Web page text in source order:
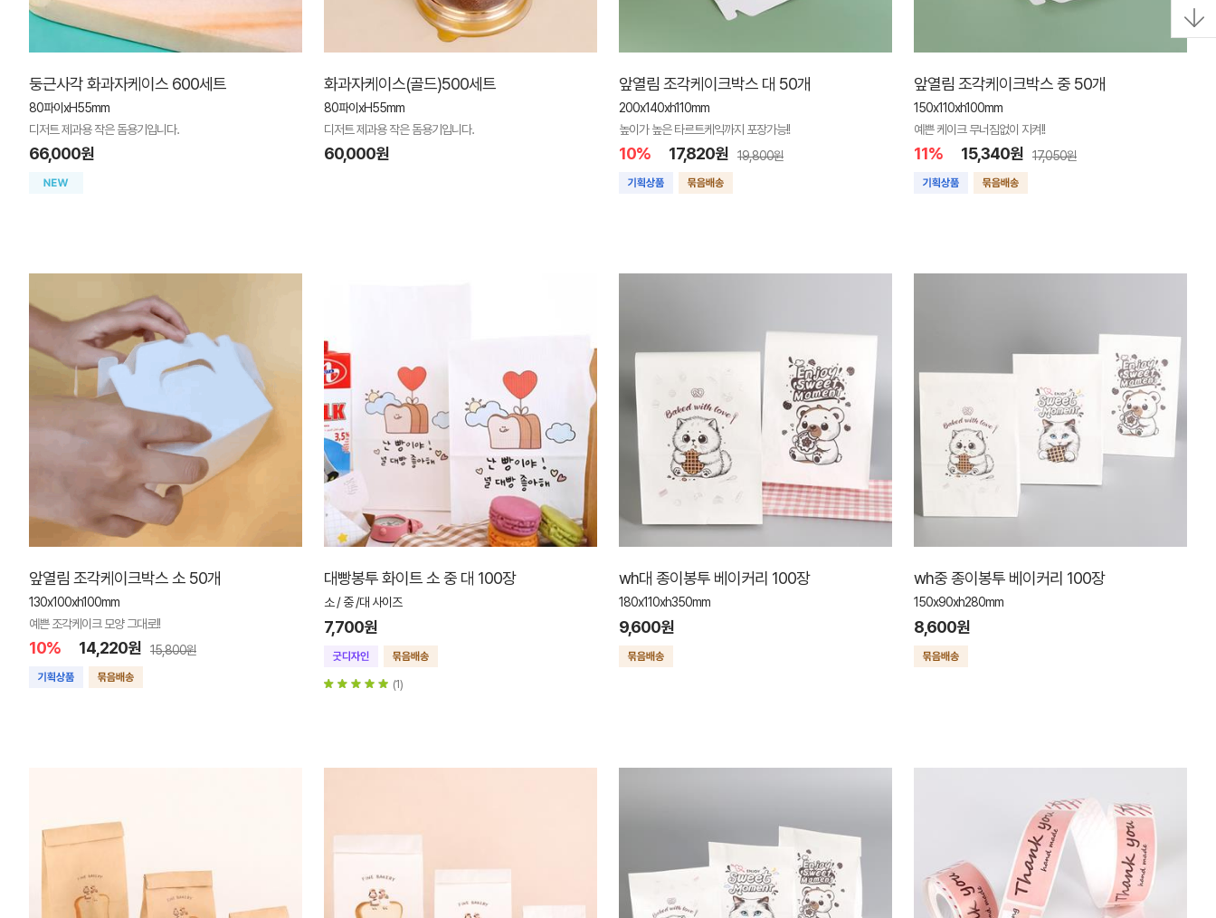
둥근사각 화과자케이스 600세트
80파이xH55mm
디저트 제과용 작은 돔용기입니다.
66,000원
화과자케이스(골드)500세트
80파이xH55mm
디저트 제과용 작은 돔용기입니다.
60,000원
앞열림 조각케이크박스 대 50개
200x140xh110mm
높이가 높은 타르트케익까지 포장가능!!
10% 17,820원 19,800원
앞열림 조각케이크박스 중 50개
150x110xh100mm
예쁜 케이크 무너짐없이 지켜!!
11% 15,340원 17,050원
앞열림 조각케이크박스 소 50개
130x100xh100mm
예쁜 조각케이크 모양 그대로!!
10% 14,220원 15,800원
대빵봉투 화이트 소 중 대 100장
소 / 중 /대 사이즈
7,700원
(1)
wh대 종이봉투 베이커리 100장
180x110xh350mm
9,600원
wh중 종이봉투 베이커리 100장
150x90xh280mm
8,600원